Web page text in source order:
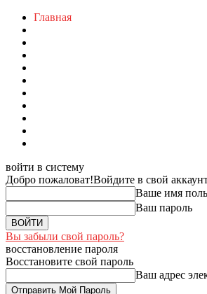
Главная
войти в систему
Добро пожаловат!Войдите в свой
Ваше имя
Ваш пароль
Вы забыли свой пароль?
восстановление пароля
Восстановите свой пароль
Ваш адрес